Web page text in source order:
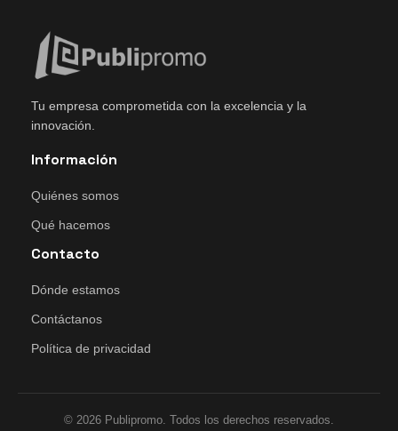
Tu empresa comprometida con la excelencia y la
innovación.
Información
Quiénes somos
Qué hacemos
Contacto
Dónde estamos
Contáctanos
Política de privacidad
© 2026 Publipromo. Todos los derechos reservados.